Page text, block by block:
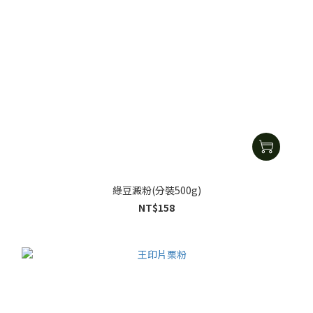
綠豆澱粉(分裝500g)
NT$158